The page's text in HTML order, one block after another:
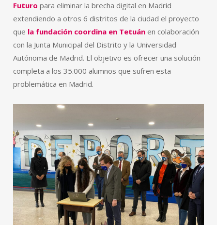
Futuro para eliminar la brecha digital en Madrid
extendiendo a otros 6 distritos de la ciudad el proyecto
que la fundación coordina en Tetuánen colaboración
con la Junta Municipal del Distrito y la Universidad
Autónoma de Madrid. El objetivo es ofrecer una solución
completa a los 35.000 alumnos que sufren esta
problemática en Madrid.